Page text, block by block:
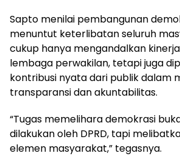
Sapto menilai pembangunan
menuntut keterlibatan seluruh
cukup hanya mengandalkan
lembaga perwakilan, tetapi juga
kontribusi nyata dari publik dalam
transparansi dan akuntabilitas.
“Tugas memelihara demokrasi
dilakukan oleh DPRD, tapi
elemen masyarakat,” tegasnya.